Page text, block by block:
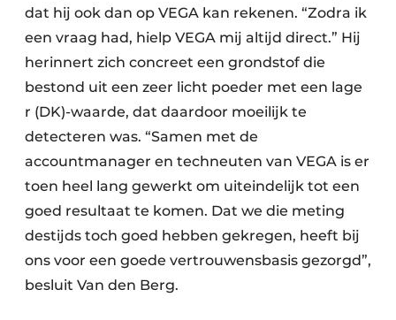
dat hij ook dan op VEGA kan rekenen. “Zodra ik
een vraag had, hielp VEGA mij altijd direct.” Hij
herinnert zich concreet een grondstof die
bestond uit een zeer licht poeder met een lage
r (DK)-waarde, dat daardoor moeilijk te
detecteren was. “Samen met de
accountmanager en techneuten van VEGA is er
toen heel lang gewerkt om uiteindelijk tot een
goed resultaat te komen. Dat we die meting
destijds toch goed hebben gekregen, heeft bij
ons voor een goede vertrouwensbasis gezorgd”,
besluit Van den Berg.